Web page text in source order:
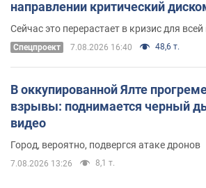
направлении критический
удалось
Сейчас это перерастает в кризис для
Спецпроект 7.08.2026 16:40 48,6 т.
В оккупированной Ялте
взрывы: поднимается черный
видео
Город, вероятно, подвергся атаке дронов
7.08.2026 13:26 8,1 т.